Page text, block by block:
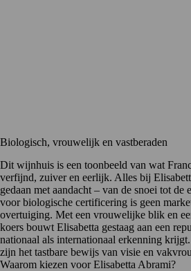
Biologisch, vrouwelijk en vastberaden
Dit wijnhuis is een toonbeeld van wat
verfijnd, zuiver en eerlijk. Alles bij
gedaan met aandacht – van de snoei tot de
voor biologische certificering is geen
overtuiging. Met een vrouwelijke blik en
koers bouwt Elisabetta gestaag aan een
nationaal als internationaal erkenning
zijn het tastbare bewijs van visie en
Waarom kiezen voor Elisabetta Abrami?